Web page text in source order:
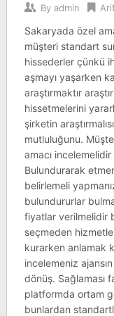
By admin
Sakaryada özel
müşteri standart
hissederler çünkü
aşmayı yaşarken
araştırmaktır
hissetmelerini
şirketin
mutluluğunu.
amacı
Bulundurarak
belirlemeli
bulundururlar
fiyatlar verilmelidir
seçmeden
kurarken anlamak
incelemeniz
dönüş. Sağlaması
platformda ortam
bunlardan